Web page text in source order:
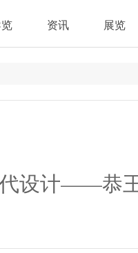
资讯 展览
设计——恭